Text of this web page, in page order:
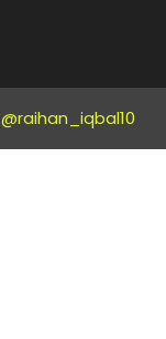
@raihan_iqbal10